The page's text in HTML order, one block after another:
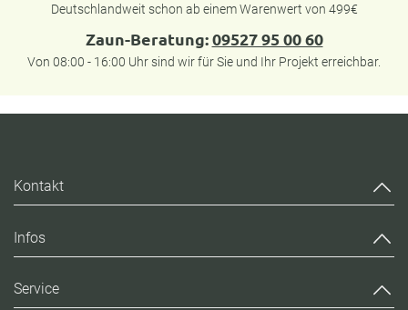
Deutschlandweit schon ab einem Warenwert von 499€
Zaun-Beratung:09527 95 00 60
Von 08:00 - 16:00 Uhr sind wir für Sie und Ihr Projekt erreichbar.
Kontakt
Infos
Service